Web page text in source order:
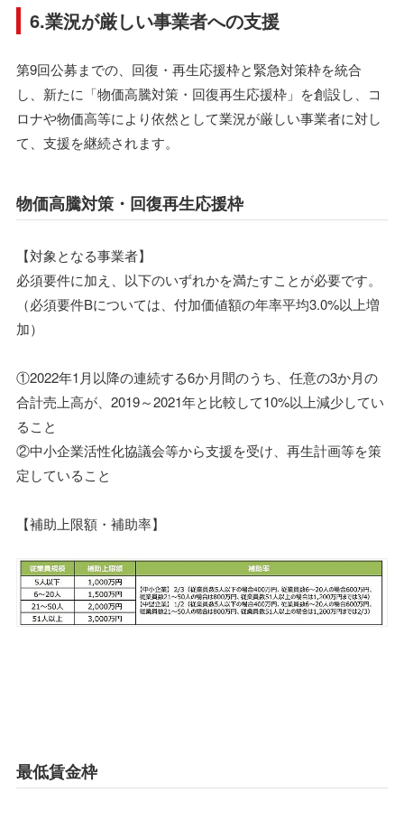
6.業況が厳しい事業者への支援
第9回公募までの、回復・再⽣応援枠と緊急対策枠を統合
し、新たに「物価⾼騰対策・回復再⽣応援枠」を創設し、コ
ロナや物価⾼等により依然として業況が厳しい事業者に対し
て、⽀援を継続されます。
物価⾼騰対策・回復再⽣応援枠
【対象となる事業者】
必須要件に加え、以下のいずれかを満たすことが必要です。
（必須要件Bについては、付加価値額の年率平均3.0%以上増
加）
①2022年1⽉以降の連続する6か⽉間のうち、任意の3か⽉の
合計売上⾼が、2019～2021年と⽐較して10%以上減少してい
ること
②中⼩企業活性化協議会等から⽀援を受け、再⽣計画等を策
定していること
【補助上限額・補助率】
最低賃金枠